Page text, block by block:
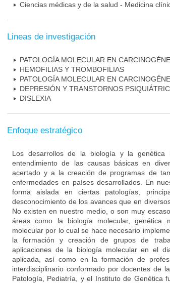
Ciencias médicas y de la salud - Medicina
Lineas de investigación
PATOLOGÍA MOLECULAR EN
HEMOFILIAS Y TROMBOFILIAS
PATOLOGÍA MOLECULAR EN
DEPRESIÓN Y TRANSTORNOS
DISLEXIA
Enfoque estratégico
Los desarrollos de la biología y la
entendimiento de las causas básicas en
acertado y a la creación de programas de
enfermedades en países desarrollados. En
forma aislada en ciertas patologías,
desconocimiento de los avances que en
No existen en nuestro medio, o son muy
áreas como la biología molecular, genética
molecular por lo cual se hace necesario
la formación y creación de grupos de
aplicaciones de la biología molecular en el
aplicada, así como en la formación de
interdisciplinario conformado por docentes de
Patología, Pediatría, y el Instituto de Genética